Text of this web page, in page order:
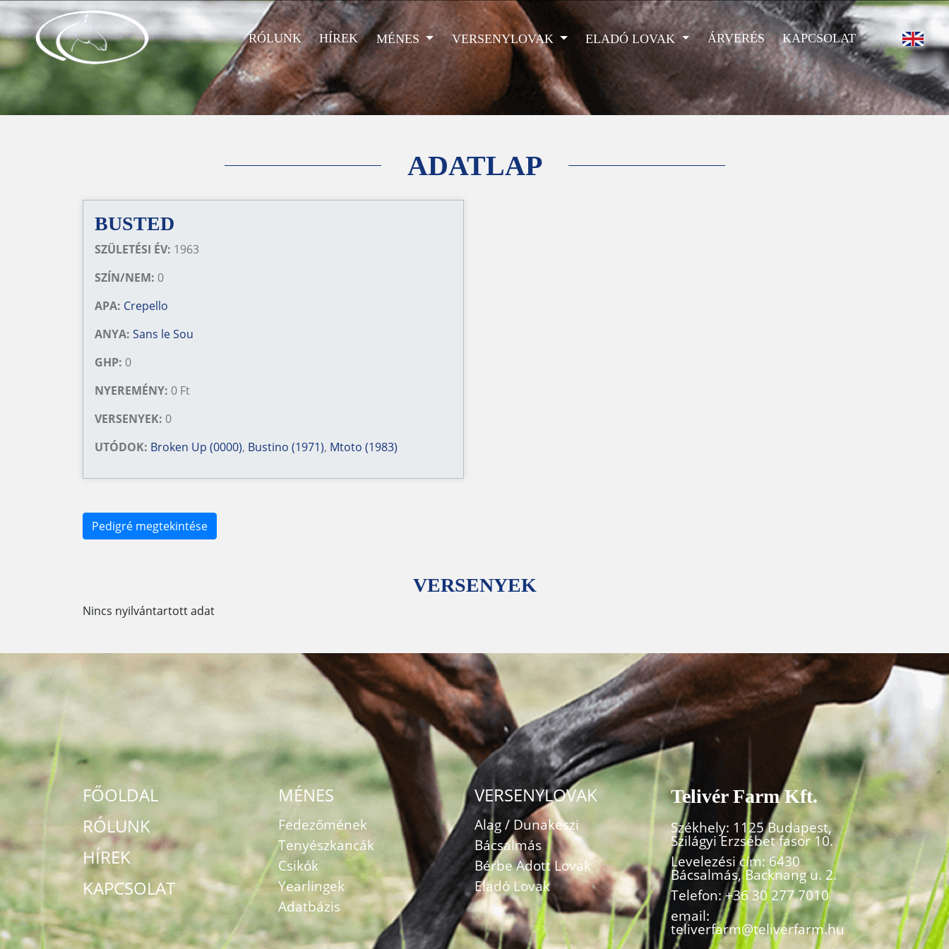
RÓLUNK HÍREK MÉNES VERSENYLOVAK ELADÓ LOVAK ÁRVERÉS KAPCSOLAT
ADATLAP
BUSTED
SZÜLETÉSI ÉV: 1963
SZÍN/NEM: 0
APA: Crepello
ANYA: Sans le Sou
GHP: 0
NYEREMÉNY: 0 Ft
VERSENYEK: 0
UTÓDOK: Broken Up (0000), Bustino (1971), Mtoto (1983)
Pedigré megtekintése
VERSENYEK
Nincs nyilvántartott adat
FŐOLDAL
RÓLUNK
HÍREK
KAPCSOLAT
MÉNES
Fedezőmének
Tenyészkancák
Csikók
Yearlingek
Adatbázis
VERSENYLOVAK
Alag / Dunakeszi
Bácsalmás
Bérbe Adott Lovak
Eladó Lovak
Telivér Farm Kft.
Székhely: 1125 Budapest,
Szilágyi Erzsébet fasor 10.
Levelezési cím: 6430
Bácsalmás, Backnang u. 2.
Telefon:+36 30 277 7010
email:
teliverfarm@teliverfarm.hu